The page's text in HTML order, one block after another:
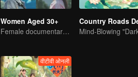
Women Aged 30+
Female documentary talk show
वीटीवी ओनली